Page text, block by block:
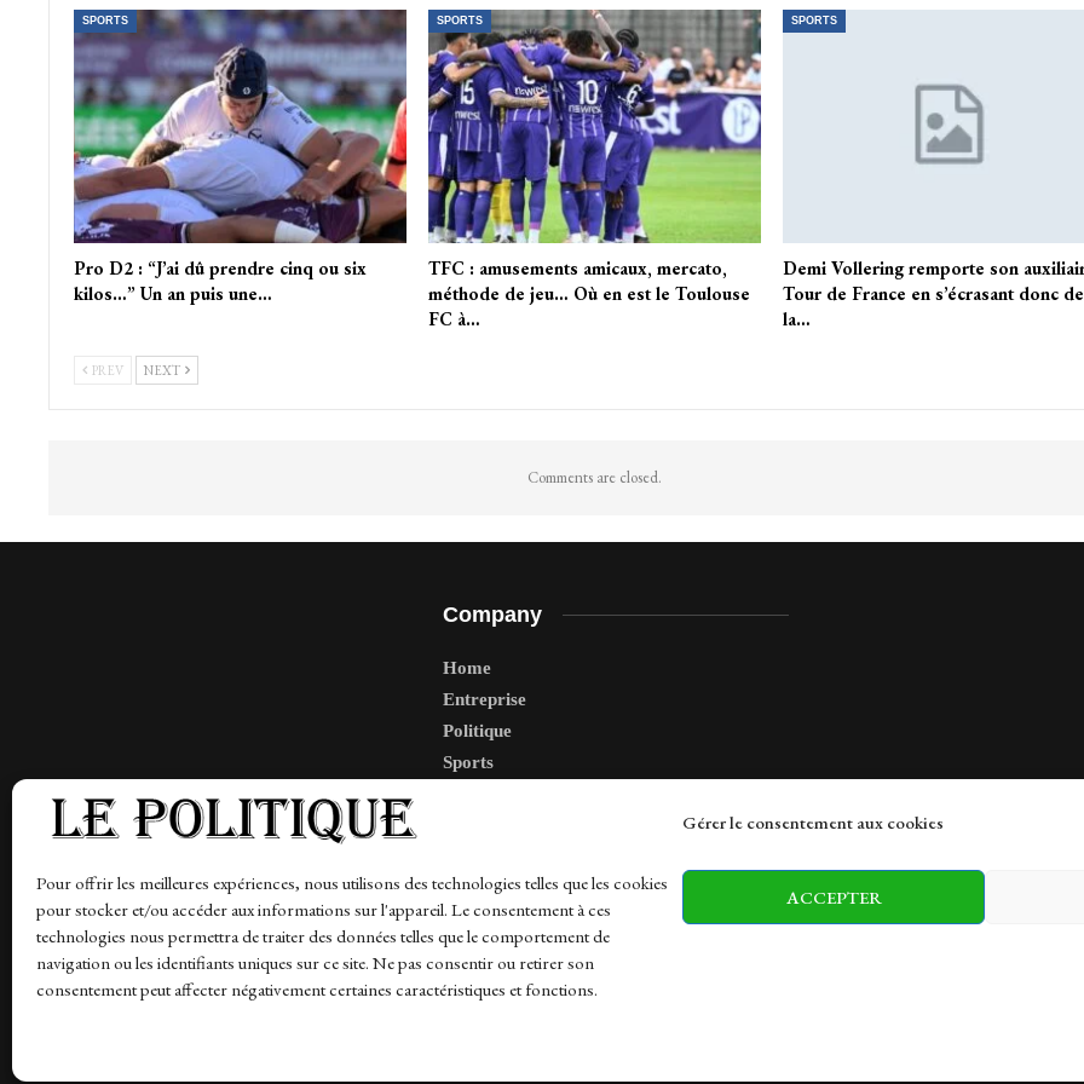
Gérer le consentement aux cookies
Pour offrir les meilleures expériences, nous utilisons des technologies telles que les cookies
pour stocker et/ou accéder aux informations sur l'appareil. Le consentement à ces
technologies nous permettra de traiter des données telles que le comportement de
navigation ou les identifiants uniques sur ce site. Ne pas consentir ou retirer son
consentement peut affecter négativement certaines caractéristiques et fonctions.
ACCEPTER
SPORTS
Pro D2 : “J’ai dû prendre cinq ou six
kilos…” Un an puis une…
SPORTS
TFC : amusements amicaux, mercato,
méthode de jeu… Où en est le Toulouse
FC à…
SPORTS
Demi Vollering remporte son
Tour de France en s’écrasant donc de
la…
PREV NEXT
Comments are closed.
Company
Home
Entreprise
Politique
Sports
News Finance-Marches Business